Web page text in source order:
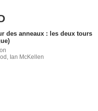
des anneaux : les deux tours
Ian McKellen